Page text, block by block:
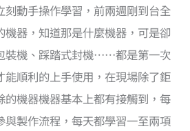
刻動手操作學習，前兩週剛到台全
機器，知道那是什麼機器，可是卻
裝機、踩踏式封機……都是第一次
能順利的上手使用，在現場除了鉅
的機器機器基本上都有接觸到，每
與製作流程，每天都學習一至兩項